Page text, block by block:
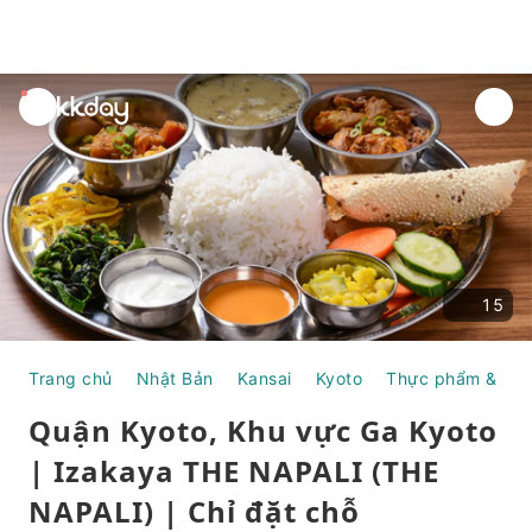
unread
notifications
15
Trang chủ Nhật Bản Kansai Kyoto Thực phẩm &
Quận Kyoto, Khu vực Ga Kyoto
| Izakaya THE NAPALI (THE
NAPALI) | Chỉ đặt chỗ